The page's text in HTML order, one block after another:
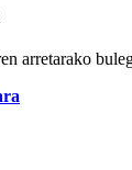
arretarako